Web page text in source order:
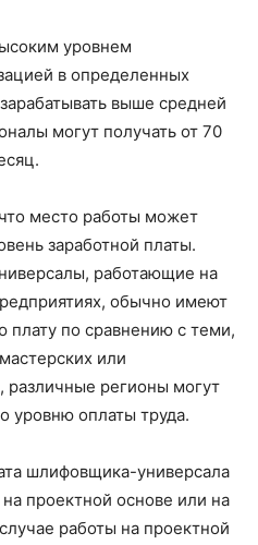
уровнем
в определенных
выше средней
могут получать от 70
место работы может
заработной платы.
работающие на
обычно имеют
плату по сравнению с теми,
или
различные регионы могут
уровню оплаты труда.
шлифовщика-универсала
проектной основе или на
работы на проектной